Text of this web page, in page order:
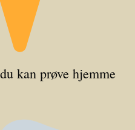
kan prøve hjemme